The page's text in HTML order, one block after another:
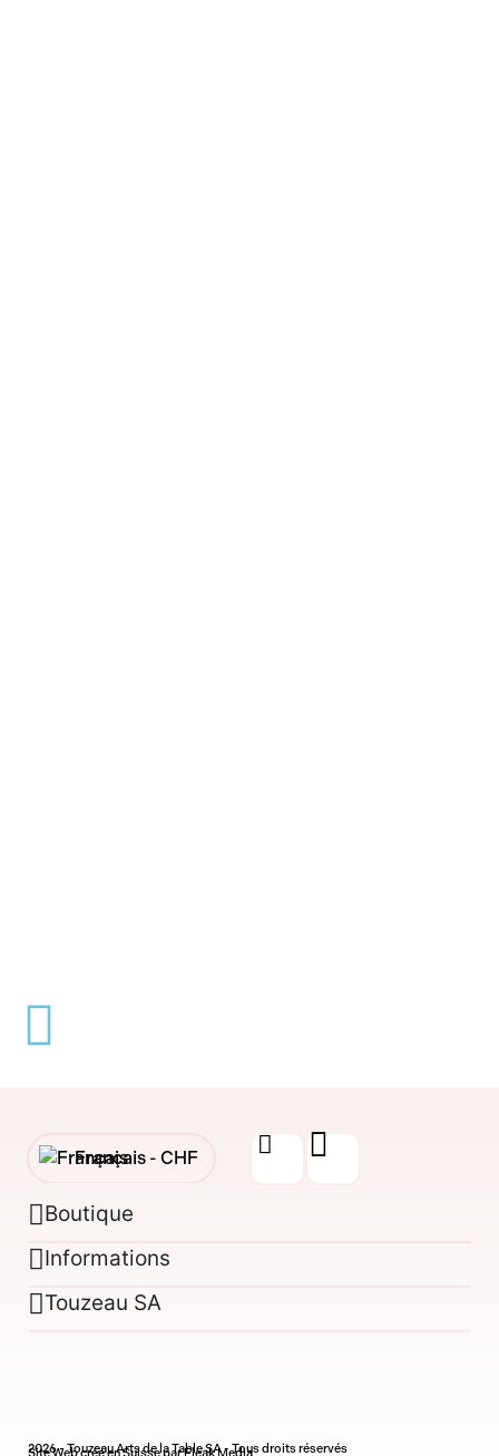
Français - CHF
English -
Français -€
English -€
Boutique
Informations
Touzeau SA
2026 - Touzeau Arts de la Table SA - Tous droits réservés